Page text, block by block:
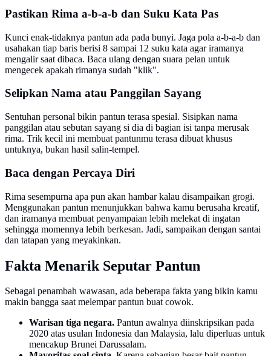
Pastikan Rima a-b-a-b dan Suku Kata Pas
Kunci enak-tidaknya pantun ada pada bunyi. Jaga pola a-b-a-b dan
usahakan tiap baris berisi 8 sampai 12 suku kata agar iramanya
mengalir saat dibaca. Baca ulang dengan suara pelan untuk
mengecek apakah rimanya sudah "klik".
Selipkan Nama atau Panggilan Sayang
Sentuhan personal bikin pantun terasa spesial. Sisipkan nama
panggilan atau sebutan sayang si dia di bagian isi tanpa merusak
rima. Trik kecil ini membuat pantunmu terasa dibuat khusus
untuknya, bukan hasil salin-tempel.
Baca dengan Percaya Diri
Rima sesempurna apa pun akan hambar kalau disampaikan grogi.
Menggunakan pantun menunjukkan bahwa kamu berusaha kreatif,
dan iramanya membuat penyampaian lebih melekat di ingatan
sehingga momennya lebih berkesan. Jadi, sampaikan dengan santai
dan tatapan yang meyakinkan.
Fakta Menarik Seputar Pantun
Sebagai penambah wawasan, ada beberapa fakta yang bikin kamu
makin bangga saat melempar pantun buat cowok.
Warisan tiga negara. Pantun awalnya diinskripsikan pada
2020 atas usulan Indonesia dan Malaysia, lalu diperluas untuk
mencakup Brunei Darussalam.